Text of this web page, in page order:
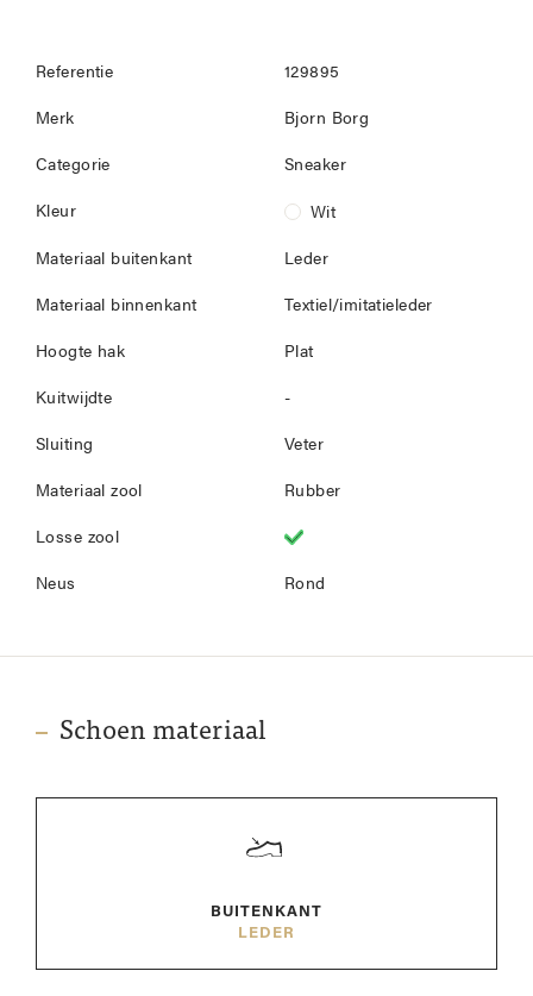
Referentie 129895
Merk Bjorn Borg
Categorie Sneaker
Kleur Wit
Materiaal buitenkant Leder
Materiaal binnenkant Textiel/imitatieleder
Hoogte hak Plat
Kuitwijdte -
Sluiting Veter
Materiaal zool Rubber
Losse zool
Neus Rond
Schoen materiaal
BUITENKANT
LEDER